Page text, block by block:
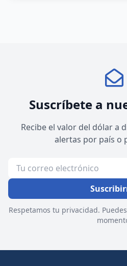
Suscríbete a
Recibe el valor del dólar a
alertas por país o
Respetamos tu privacidad.